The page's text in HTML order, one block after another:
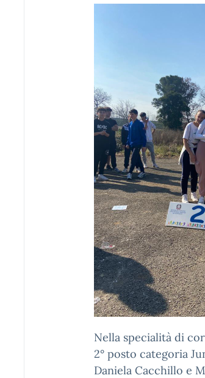
Nella specialità di
2° posto categoria
Daniela Cacchillo e